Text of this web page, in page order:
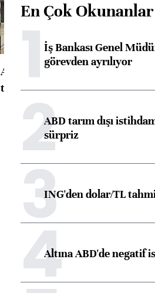
ABD'de konut başlangıçları
toparlandı
En Çok Okunanlar
1İş Bankası Genel
görevden ayrılıyor
2ABD tarım dışı
sürpriz
3ING'den dolar/TL
4Altına ABD'de negatif